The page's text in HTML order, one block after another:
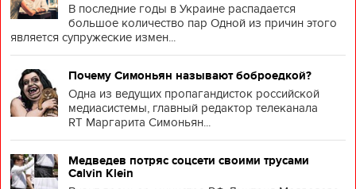
В последние годы в Украине распадается
большое количество пар Одной из причин этого
является супружеские измен...
Почему Симоньян называют боброедкой?
Одна из ведущих пропагандисток российской
медиасистемы, главный редактор телеканала
RT Маргарита Симоньян...
Медведев потряс соцсети своими трусами
Calvin Klein